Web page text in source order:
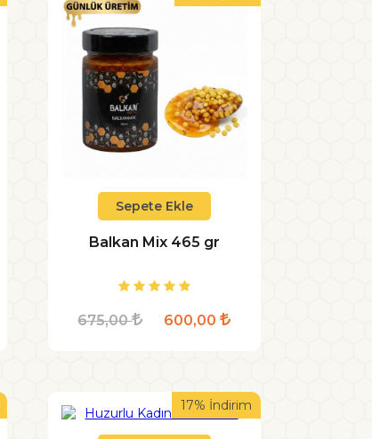
Sepete Ekle
Balkan Mix 465 gr
675,00 600,00
17% İndirim